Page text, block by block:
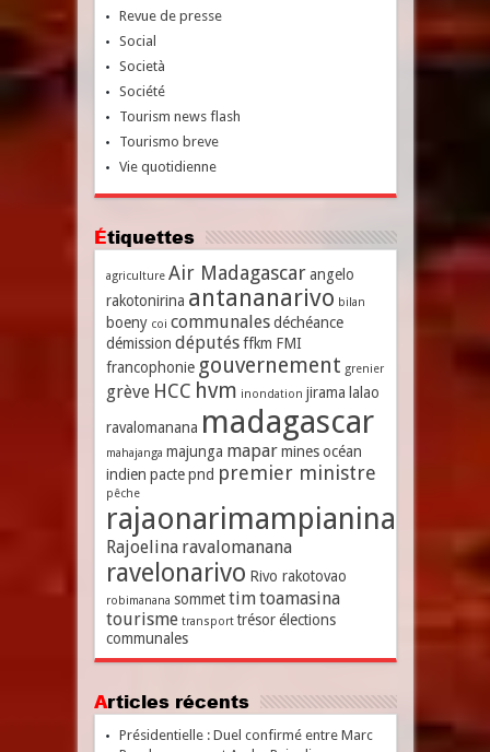
Revue de presse
Social
Società
Société
Tourism news flash
Tourismo breve
Vie quotidienne
Étiquettes
agriculture Air Madagascar angelo
rakotonirina antananarivo bilan
boeny coi communales déchéance
démission députés ffkm FMI
francophonie gouvernement grenier
grève HCC hvm inondation jirama lalao
ravalomanana madagascar
mahajanga majunga mapar mines océan
indien pacte pnd premier ministre
pêche
rajaonarimampianina
Rajoelina ravalomanana
ravelonarivo Rivo rakotovao
robimanana sommet timtoamasina
tourisme transport trésor élections
communales
Articles récents
Présidentielle : Duel confirmé entre Marc